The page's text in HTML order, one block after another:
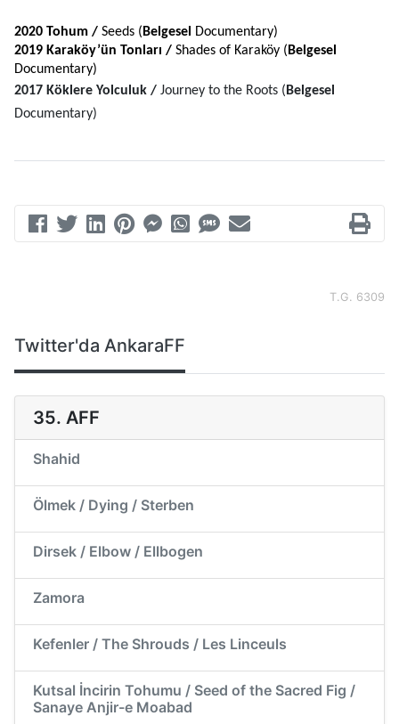
2020 Tohum / Seeds ( Belgesel
Documentary)
2019 Karaköy’ün Tonları / Shades of Karaköy ( Belgesel
Documentary)
2017 Köklere Yolculuk / Journey to the Roots ( Belgesel
Documentary)
T.G. 6309
Twitter'da AnkaraFF
35. AFF
Shahid
Ölmek / Dying / Sterben
Dirsek / Elbow / Ellbogen
Zamora
Kefenler / The Shrouds / Les Linceuls
Kutsal İncirin Tohumu / Seed of the Sacred Fig /
Sanaye Anjir-e Moabad